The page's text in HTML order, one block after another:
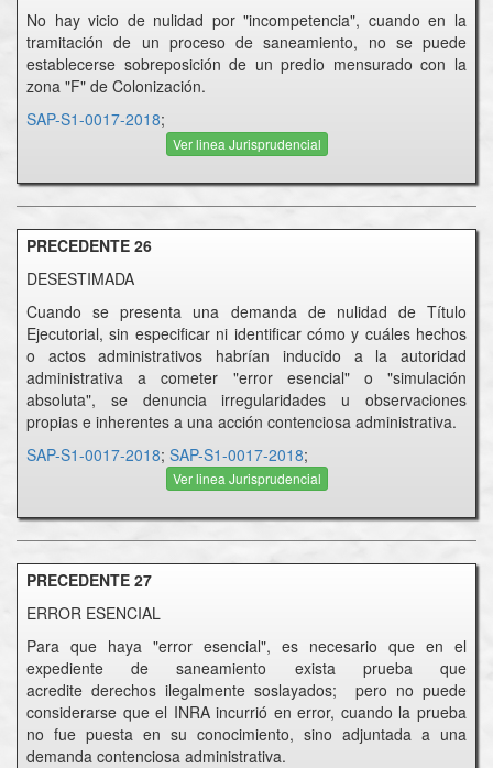
No hay vicio de nulidad por "incompetencia", cuando en la
tramitación de un proceso de saneamiento, no se puede
establecerse sobreposición de un predio mensurado con la
zona "F" de Colonización.
SAP-S1-0017-2018;
Ver linea Jurisprudencial
PRECEDENTE 26
DESESTIMADA
Cuando se presenta una demanda de nulidad de Título
Ejecutorial, sin especificar ni identificar cómo y cuáles hechos
o actos administrativos habrían inducido a la autoridad
administrativa a cometer "error esencial" o "simulación
absoluta", se denuncia irregularidades u observaciones
propias e inherentes a una acción contenciosa administrativa.
SAP-S1-0017-2018; SAP-S1-0017-2018;
Ver linea Jurisprudencial
PRECEDENTE 27
ERROR ESENCIAL
Para que haya "error esencial", es necesario que en el
expediente de saneamiento exista prueba que
acredite derechos ilegalmente soslayados; pero no puede
considerarse que el INRA incurrió en error, cuando la prueba
no fue puesta en su conocimiento, sino adjuntada a una
demanda contenciosa administrativa.